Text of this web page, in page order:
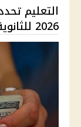
التعليم
2026 للثانوية العامة بالد...